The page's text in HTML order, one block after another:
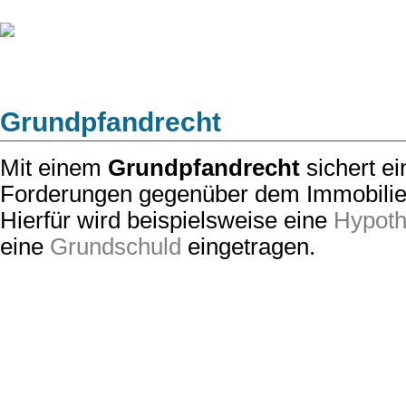
Grundpfandrecht
Mit einem Grundpfandrecht sichert
Forderungen gegenüber dem
Hierfür wird beispielsweise eine
eine Grundschuld eingetragen.